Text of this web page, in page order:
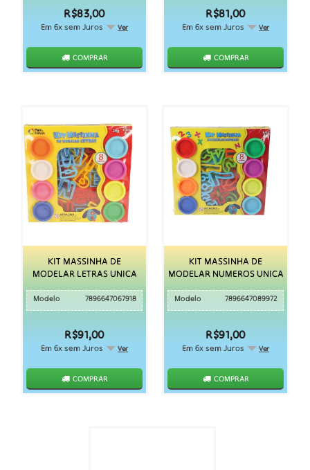
R$83,00
Em 6x sem Juros Ver
COMPRAR
R$81,00
Em 6x sem Juros Ver
COMPRAR
KIT MASSINHA DE
MODELAR LETRAS UNICA
Modelo 7896647067918
R$91,00
Em 6x sem Juros Ver
COMPRAR
KIT MASSINHA DE
MODELAR NUMEROS UNICA
Modelo 7896647089972
R$91,00
Em 6x sem Juros Ver
COMPRAR